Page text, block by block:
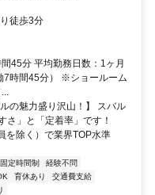
徒歩3分
45分 平均勤務日数：1ヶ月
7時間45分） ※ショールーム
の魅力盛り沢山！】 スバル
さ」と「定着率」です！
除く）で業界TOP水準
固定時間制
経験不問
育休あり
交通費支給